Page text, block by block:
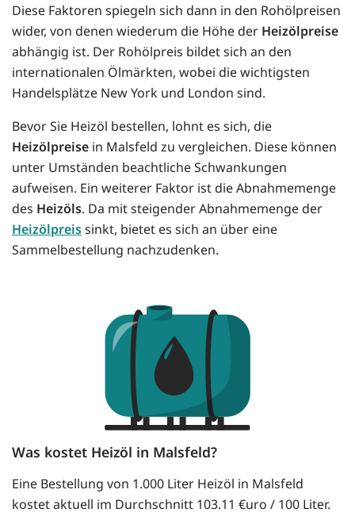
Diese Faktoren spiegeln sich dann in den Rohölpreisen
wider, von denen wiederum die Höhe der Heizölpreise
abhängig ist. Der Rohölpreis bildet sich an den
internationalen Ölmärkten, wobei die wichtigsten
Handelsplätze New York und London sind.
Bevor Sie Heizöl bestellen, lohnt es sich, die
Heizölpreise in Malsfeld zu vergleichen. Diese können
unter Umständen beachtliche Schwankungen
aufweisen. Ein weiterer Faktor ist die Abnahmemenge
des Heizöls. Da mit steigender Abnahmemenge der
Heizölpreissinkt, bietet es sich an über eine
Sammelbestellung nachzudenken.
Was kostet Heizöl in Malsfeld?
Eine Bestellung von 1.000 Liter Heizöl in Malsfeld
kostet aktuell im Durchschnitt 103.11 €uro / 100 Liter.